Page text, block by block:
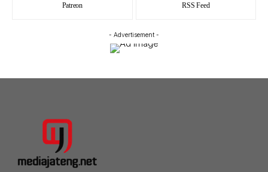
Patreon RSS Feed
- Advertisement -